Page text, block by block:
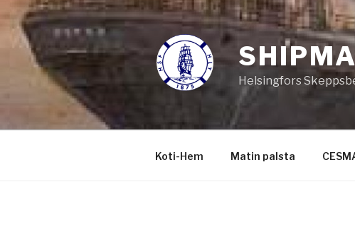
Siirry
sisältöön
Helsingfors
Koti-Hem Matin palsta